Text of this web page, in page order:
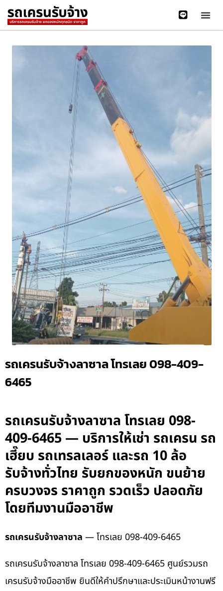
รถเครนรับจ้างลาซาล โทรเลย 098-409-
6465
รถเครนรับจ้างลาซาล โทรเลย 098-
409-6465 — บริการให้เช่า รถเครน รถ
เฮี๊ยบ รถเทรลเลอร์ และรถ 10 ล้อ
รับจ้างทั่วไทย รับยกของหนัก ขนย้าย
ครบวงจร ราคาถูก รวดเร็ว ปลอดภัย
โดยทีมงานมืออาชีพ
รถเครนรับจ้างลาซาล — โทรเลย 098-409-6465
รถเครนรับจ้างลาซาล โทรเลย 098-409-6465 ศูนย์รวมรถ
เครนรับจ้างมืออาชีพ ยินดีให้คำปรึกษาและประเมินหน้างานฟรี